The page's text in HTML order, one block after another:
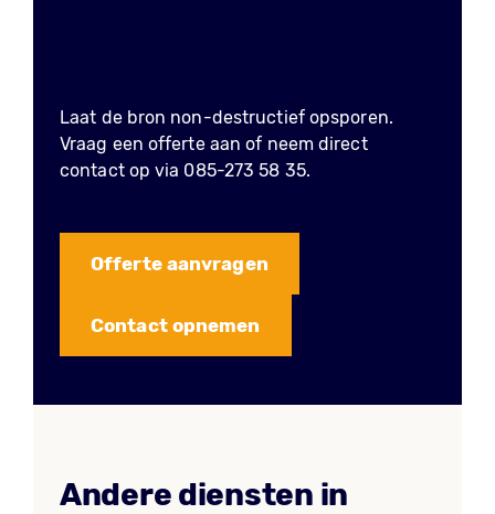
Laat de bron non-destructief opsporen.
Vraag een offerte aan of neem direct
contact op via 085-273 58 35.
Offerte aanvragen
Contact opnemen
Andere diensten in